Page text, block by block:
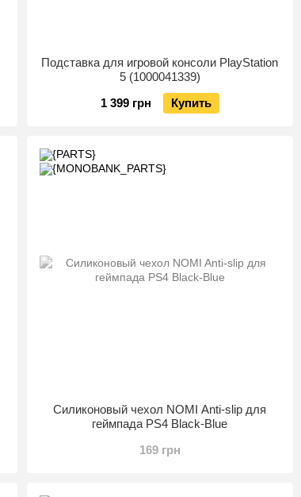
Подставка для игровой консоли PlayStation
5 (1000041339)
1 399 грн
Купить
Силиконовый чехол NOMI Anti-slip для
геймпада PS4 Black-Blue
169 грн